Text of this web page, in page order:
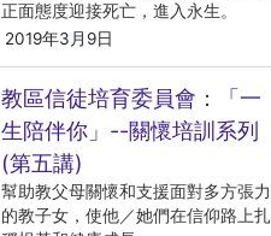
正面態度迎接死亡，進入永生。
2019年3月9日
教區信徒培育委員會：「一
生陪伴你」--關懷培訓系列
(第五講)
幫助教父母關懷和支援面對多方張力
的教子女，使他／她們在信仰路上扎